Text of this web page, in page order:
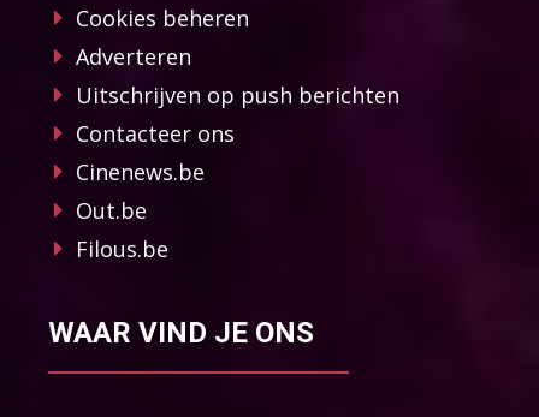
Cookies beheren
Adverteren
Uitschrijven op push berichten
Contacteer ons
Cinenews.be
Out.be
Filous.be
WAAR VIND JE ONS